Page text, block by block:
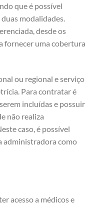
que é possível
modalidades.
desde os
fornecer uma cobertura
ou regional e serviço
Para contratar é
incluídas e possuir
não realiza
caso, é possível
administradora como
acesso a médicos e